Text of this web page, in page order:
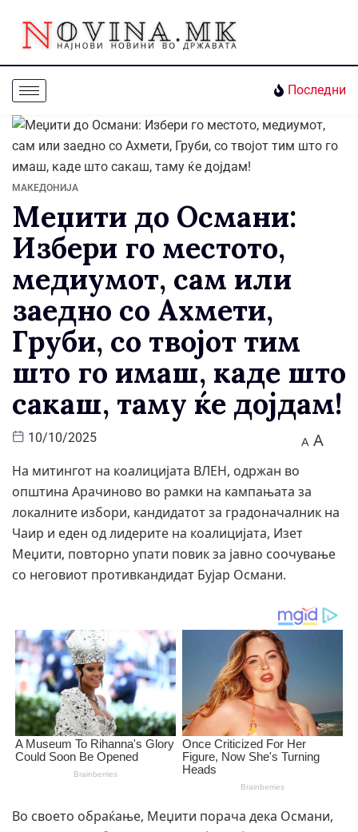
Последни
МАКЕДОНИЈА
Меџити до Османи:
Избери го местото,
медиумот, сам или
заедно со Ахмети,
Груби, со твојот тим
што го имаш, каде што
сакаш, таму ќе дојдам!
10/10/2025 A A
На митингот на коалицијата ВЛЕН, одржан во
општина Арачиново во рамки на кампањата за
локалните избори, кандидатот за градоначалник на
Чаир и еден од лидерите на коалицијата, Изет
Меџити, повторно упати повик за јавно соочување
со неговиот противкандидат Бујар Османи.
Во своето обраќање, Меџити порача дека Османи,